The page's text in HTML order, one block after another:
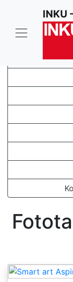
INKU